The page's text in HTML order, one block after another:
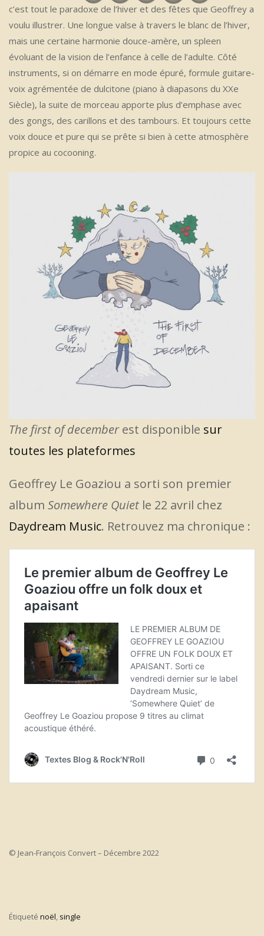
c’est tout le paradoxe de l’hiver et des fêtes que Geoffrey a
voulu illustrer. Une longue valse à travers le blanc de l’hiver,
mais une certaine harmonie douce-amère, un spleen
évoluant de la vision de l’enfance à celle de l’adulte. Côté
instruments, si on démarre en mode épuré, formule guitare-
voix agrémentée de dulcitone (piano à diapasons du XXe
Siècle), la suite de morceau apporte plus d’emphase avec
des gongs, des carillons et des tambours. Et toujours cette
voix douce et pure qui se prête si bien à cette atmosphère
propice au cocooning.
The first of decemberest disponible sur
toutes les plateformes
Geoffrey Le Goaziou a sorti son premier
album Somewhere Quiet le 22 avril chez
Daydream Music. Retrouvez ma chronique :
© Jean-François Convert – Décembre 2022
Étiqueté noël, single